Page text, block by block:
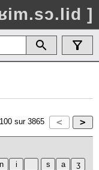
]
100 sur 3865